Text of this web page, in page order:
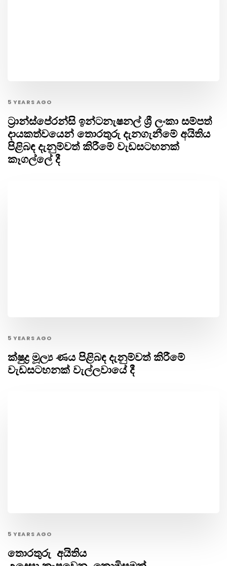
5 YEARS AGO
ට්‍රාන්ස්පේරන්සි ඉන්ටනැෂනල් ශ්‍රී ලංකා සම්පත්
දායකත්වයෙන් තොරතුරු දැනගැනීමේ අයිතිය
පිළිබඳ දැනුම්වත් කිරීමේ වැඩසටහනක්
කෑගල්ලේ දී
5 YEARS AGO
ක්ෂුද්‍ර මූල්‍ය ණය පිළිබඳ දැනුම්වත් කිරීමේ
වැඩසටහනක් වැල්ලවායේ දී
5 YEARS AGO
තොරතුරු අයිතිය